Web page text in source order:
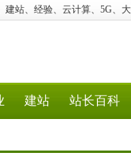
建站、经验、云计算、5G、
建站 站长百科